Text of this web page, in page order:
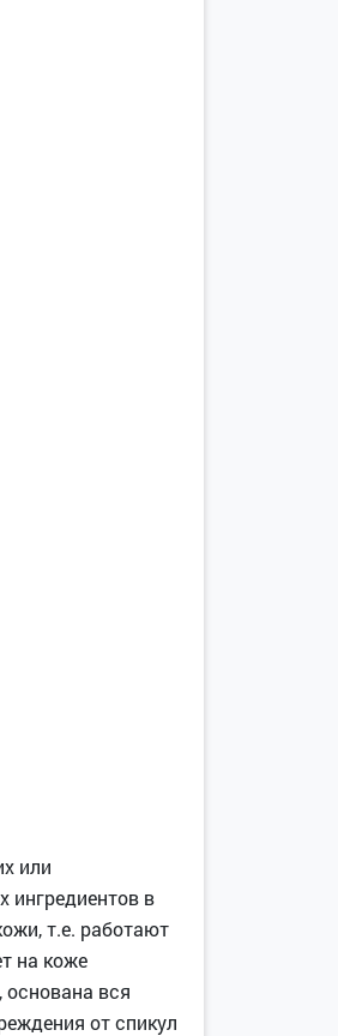
или
ингредиентов в
т.е. работают
на коже
вся
от спикул